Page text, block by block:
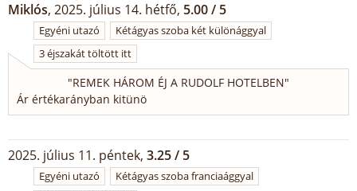
Miklós, 2025. július 14. hétfő, 5.00 / 5
Egyéni utazó
Kétágyas szoba két különággyal
3 éjszakát töltött itt
"REMEK HÁROM ÉJ A RUDOLF HOTELBEN"
Ár értékarányban kitünö
2025. július 11. péntek, 3.25 / 5
Egyéni utazó
Kétágyas szoba franciaággyal